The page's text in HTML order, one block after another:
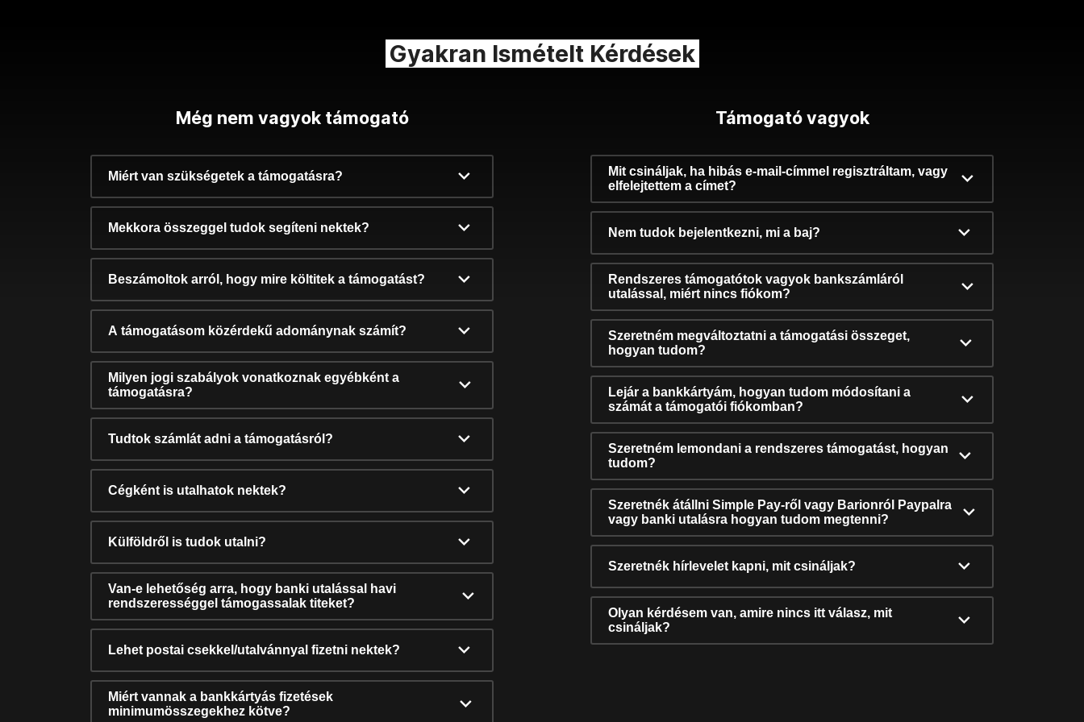
Gyakran Ismételt Kérdések
Még nem vagyok támogató
Miért van szükségetek a támogatásra?
Mekkora összeggel tudok segíteni nektek?
Beszámoltok arról, hogy mire költitek a támogatást?
A támogatásom közérdekű adománynak számít?
Milyen jogi szabályok vonatkoznak egyébként a
támogatásra?
Tudtok számlát adni a támogatásról?
Cégként is utalhatok nektek?
Külföldről is tudok utalni?
Van-e lehetőség arra, hogy banki utalással havi
rendszerességgel támogassalak titeket?
Lehet postai csekkel/utalvánnyal fizetni nektek?
Miért vannak a bankkártyás fizetések
minimumösszegekhez kötve?
Támogató vagyok
Mit csináljak, ha hibás e-mail-címmel regisztráltam, vagy
elfelejtettem a címet?
Nem tudok bejelentkezni, mi a baj?
Rendszeres támogatótok vagyok bankszámláról
utalással, miért nincs fiókom?
Szeretném megváltoztatni a támogatási összeget,
hogyan tudom?
Lejár a bankkártyám, hogyan tudom módosítani a
számát a támogatói fiókomban?
Szeretném lemondani a rendszeres támogatást, hogyan
tudom?
Szeretnék átállni Simple Pay-ről vagy Barionról Paypalra
vagy banki utalásra hogyan tudom megtenni?
Szeretnék hírlevelet kapni, mit csináljak?
Olyan kérdésem van, amire nincs itt válasz, mit
csináljak?